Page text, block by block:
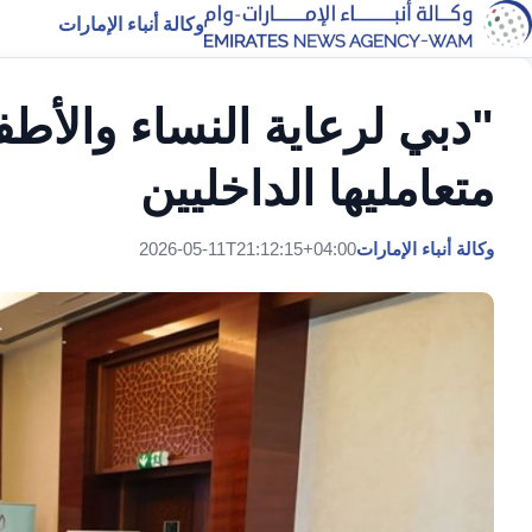
وكالة أنباء الإمارات
"دبي لرعاية النساء
متعامليها الداخليين
وكالة أنباء الإمارات2026-05-11T21:12:15+04:00